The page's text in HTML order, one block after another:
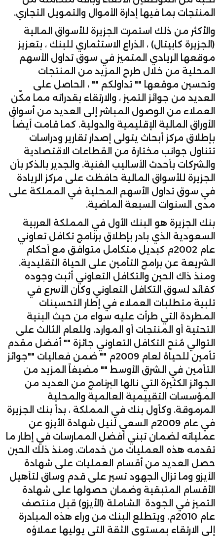
المنتجات بما فيها إدارة الأموال والتمويل التجاري.
والأكثر من ذلك استمرت الجزيرة للأسواق المالية
(الجزيرة كابيتال) ، الذراع الاستثماري للبنك ، بتعزيز
موقعها الريادي المتميز في سوق تداول الأسهم
المحلية من خلال طرح المزيد من المنتجات
وتحسين موقعها "" تداولكم "" ، الحاصل على
العديد من جوائز التميز ، والارتقاء بقدراته مما مكّن
العملاء من الوصول المباشر إلى العديد من أسواق
الأوراق المالية الإقليمية والدولية. كما قامت أيضاً
بإطلاق مركز أبحاث يتولى إصدار تقارير ودراسات
تتناول جوانب مختارة من القطاعات الاقتصادية
والشركات بأحدث الأساليب الفنية. والجدير بالذكر بأن
الجزيرة للأسواق المالية حافظت على مركز الريادة
في سوق تداول الأسهم المحلية في المملكة على
مدى السنوات السبعة الماضية.
بنك الجزيرة هو البنك الأول في المملكة العربية
السعودية الذي بادر بإطلاق برنامج تكافل تعاوني
عام 2002م كبديل متكامل متوافق مع أحكام
الشريعة عن برامج التأمين على الحياة التقليدية.
ومنذ ذاك الحين والتكافل التعاوني أثبت وجوده
كقائد لسوق التكافل التعاوني وكان الأسرع في
تلبية متطلبات العملاء في إطار التحسينات
المطردة التي طرأت عليه سواء من حيث البنية
التحتية أو المنتجات أو الموارد. وللعام الثالث على
التوالي مُنح التكافل التعاوني جائزة "" أفضل مقدم
تأمين للحياة لعام 2009م "" ضمن فعاليات ""جوائز
التأمين في الشرق الأوسط "" مضيفاً المزيد من
الجوائز الكثيرة التي نالها البرنامج من العديد من
المؤسسات التقييمية العالمية والمحلية
المرموقة. وكأول بنك في المملكة ، بدأ بنك الجزيرة
في عام 2009م السعي لنيل شهادة الأيزو عن
عملياته لضمان تبني أفضل الممارسات في إطار ما
تقدمه هذه العمليات من خدمات. ومنذ ذلك الحين
حصل العديد من أقسام العمليات على شهادة
الأيزو وما تزال الجهود تسير على قدم وساق لتأهيل
الأقسام المتبقية وضمان حصولها على شهادة
التميز في الجودة الشاملة (الأيزو) قبل منتصف
عام 2010م. ويتطلع البنك من وراء هذه المبادرة
إلى الارتقاء بمستوى الثقة التي يوليها عملاؤه